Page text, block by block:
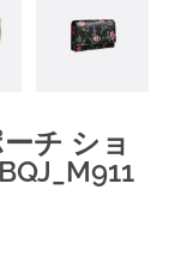
チ ショ